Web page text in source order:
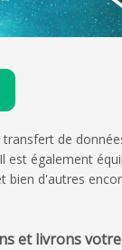
de
est également
bien d'autres
et livrons votre